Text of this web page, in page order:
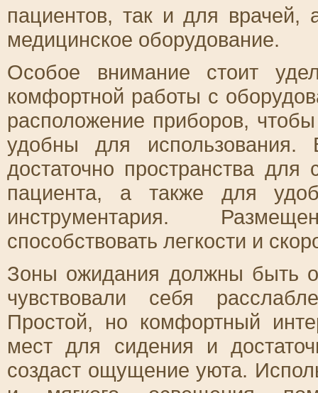
пациентов, так и для врачей,
медицинское оборудование.
Особое внимание стоит
комфортной работы с
расположение приборов,
удобны для
достаточно пространства
пациента, а также для
инструментария.
способствовать легкости и
Зоны ожидания должны быть
чувствовали себя
Простой, но комфортный
мест для сидения и
создаст ощущение уюта.